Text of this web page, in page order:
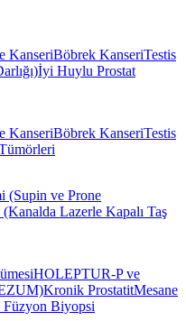
KanseriBöbrek KanseriTestis
İyi Huylu Prostat
KanseriBöbrek KanseriTestis
(Supin ve Prone
Lazerle Kapalı Taş
HOLEPTUR-P ve
Kronik ProstatitMesane
Biyopsi